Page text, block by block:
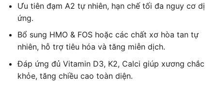
Ưu tiên đạm A2 tự nhiên, hạn chế tối đa nguy cơ dị
ứng.
Bổ sung HMO & FOS hoặc các chất xơ hòa tan tự
nhiên, hỗ trợ tiêu hóa và tăng miễn dịch.
Đáp ứng đủ Vitamin D3, K2, Calci giúp xương chắc
khỏe, tăng chiều cao toàn diện.